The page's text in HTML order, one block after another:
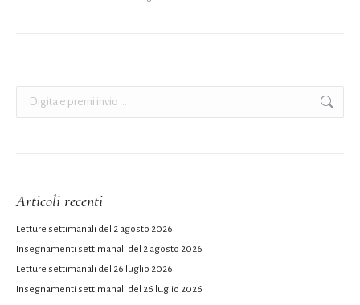
Articoli recenti
Letture settimanali del 2 agosto 2026
Insegnamenti settimanali del 2 agosto 2026
Letture settimanali del 26 luglio 2026
Insegnamenti settimanali del 26 luglio 2026